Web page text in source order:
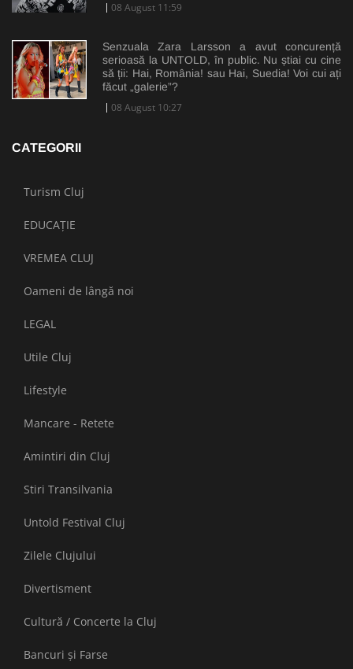
08 August 11:59
Senzuala Zara Larsson a avut concurență
serioasă la UNTOLD, în public. Nu știai cu cine
să ții: Hai, România! sau Hai, Suedia! Voi cui ați
făcut „galerie”?
08 August 10:27
CATEGORII
Turism Cluj
EDUCAȚIE
VREMEA CLUJ
Oameni de lângă noi
LEGAL
Utile Cluj
Lifestyle
Mancare - Retete
Amintiri din Cluj
Stiri Transilvania
Untold Festival Cluj
Zilele Clujului
Divertisment
Cultură / Concerte la Cluj
Bancuri și Farse